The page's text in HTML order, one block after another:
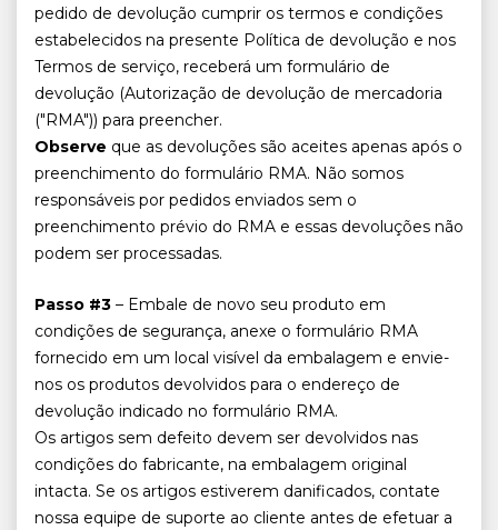
pedido de devolução cumprir os termos e condições
estabelecidos na presente Política de devolução e nos
Termos de serviço, receberá um formulário de
devolução (Autorização de devolução de mercadoria
("RMA")) para preencher.
Observe que as devoluções são aceites apenas após o
preenchimento do formulário RMA. Não somos
responsáveis por pedidos enviados sem o
preenchimento prévio do RMA e essas devoluções não
podem ser processadas.
Passo #3 – Embale de novo seu produto em
condições de segurança, anexe o formulário RMA
fornecido em um local visível da embalagem e envie-
nos os produtos devolvidos para o endereço de
devolução indicado no formulário RMA.
Os artigos sem defeito devem ser devolvidos nas
condições do fabricante, na embalagem original
intacta. Se os artigos estiverem danificados, contate
nossa equipe de suporte ao cliente antes de efetuar a